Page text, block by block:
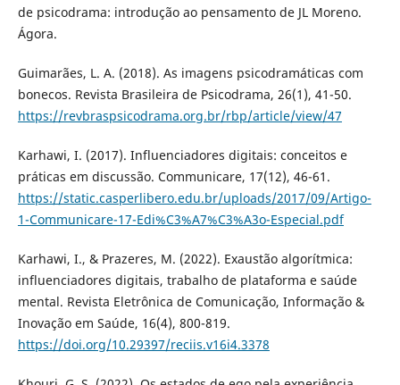
de psicodrama: introdução ao pensamento de JL Moreno.
Ágora.
Guimarães, L. A. (2018). As imagens psicodramáticas com
bonecos. Revista Brasileira de Psicodrama, 26(1), 41-50.
https://revbraspsicodrama.org.br/rbp/article/view/47
Karhawi, I. (2017). Influenciadores digitais: conceitos e
práticas em discussão. Communicare, 17(12), 46-61.
https://static.casperlibero.edu.br/uploads/2017/09/Artigo-
1-Communicare-17-Edi%C3%A7%C3%A3o-Especial.pdf
Karhawi, I., & Prazeres, M. (2022). Exaustão algorítmica:
influenciadores digitais, trabalho de plataforma e saúde
mental. Revista Eletrônica de Comunicação, Informação &
Inovação em Saúde, 16(4), 800-819.
https://doi.org/10.29397/reciis.v16i4.3378